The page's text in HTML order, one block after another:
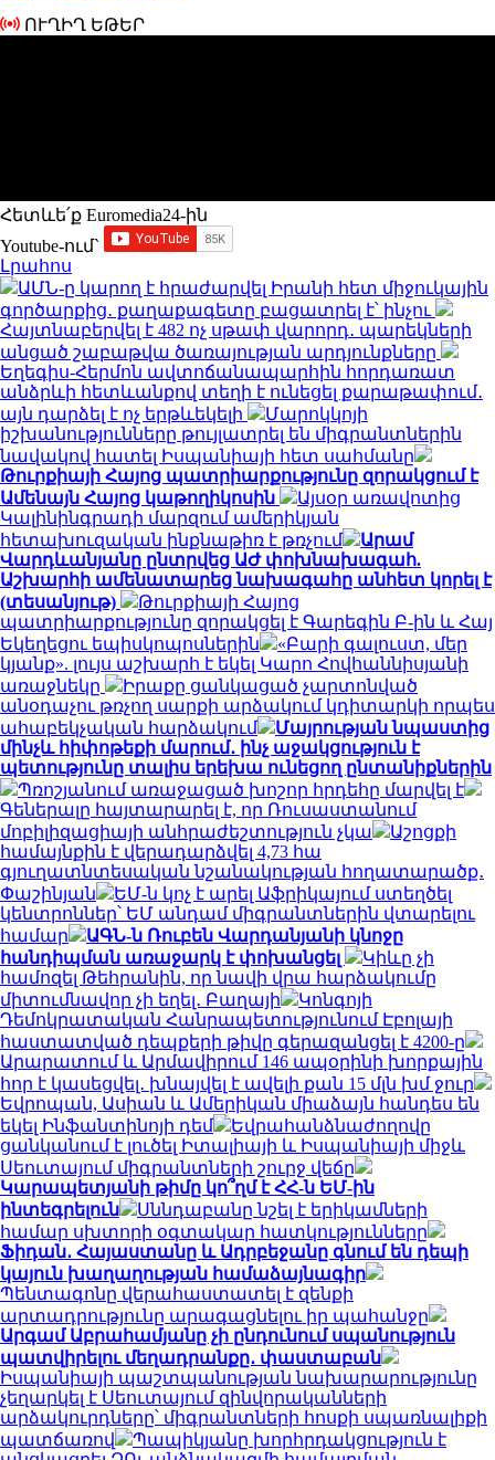
ՈՒՂԻՂ ԵԹԵՐ
Հետևե՛ք Euromedia24-ին
Youtube-ում`
Լրահոս
ԱՄՆ-ը կարող է հրաժարվել Իրանի հետ միջուկային
գործարքից․ քաղաքագետը բացատրել է՝ ինչու
Հայտնաբերվել է 482 ոչ սթափ վարորդ․ պարեկների
անցած շաբաթվա ծառայության արդյունքները
Եղեգիս-Հերմոն ավտոճանապարհին հորդառատ
անձրևի հետևանքով տեղի է ունեցել քարաթափում․
այն դարձել է ոչ երթևեկելի
Մարոկկոյի
իշխանությունները թույլատրել են միգրանտներին
նավակով հատել Իսպանիայի հետ սահմանը
Թուրքիայի Հայոց պատրիարքությունը զորակցում է
Ամենայն Հայոց կաթողիկոսին
Այսօր առավոտից
Կալինինգրադի մարզում ամերիկյան
հետախուզական ինքնաթիռ է թռչում
Արամ
Վարդևանյանը ընտրվեց ԱԺ փոխնախագահ.
Աշխարհի ամենատարեց նախագահը անհետ կորել է
(տեսանյութ)
Թուրքիայի Հայոց
պատրիարքությունը զորակցել է Գարեգին Բ-ին և Հայ
Եկեղեցու եպիսկոպոսներին
«Բարի գալուստ, մեր
կյանք». լույս աշխարհ է եկել Կարո Հովհաննիսյանի
առաջնեկը
Իրաքը ցանկացած չարտոնված
անօդաչու թռչող սարքի արձակում կդիտարկի որպես
ահաբեկչական հարձակում
Մայրության նպաստից
մինչև հիփոթեքի մարում․ ինչ աջակցություն է
պետությունը տալիս երեխա ունեցող ընտանիքներին
Պռոշյանում առաջացած խոշոր հրդեհը մարվել է
Գեներալը հայտարարել է, որ Ռուսաստանում
մոբիլիզացիայի անհրաժեշտություն չկա
Աշոցքի
համայնքին է վերադարձվել 4,73 հա
գյուղատնտեսական նշանակության հողատարածք․
Փաշինյան
ԵՄ-ն կոչ է արել Աֆրիկայում ստեղծել
կենտրոններ՝ ԵՄ անդամ միգրանտներին վտարելու
համար
ԱԳՆ-ն Ռուբեն Վարդանյանի կնոջը
հանդիպման առաջարկ է փոխանցել
Կիևը չի
համոզել Թեհրանին, որ նավի վրա հարձակումը
միտումնավոր չի եղել․ Բաղայի
Կոնգոյի
Դեմոկրատական ​​Հանրապետությունում Էբոլայի
հաստատված դեպքերի թիվը գերազանցել է 4200-ը
Արարատում և Արմավիրում 146 ապօրինի խորքային
հոր է կասեցվել․ խնայվել է ավելի քան 15 մլն խմ ջուր
Եվրոպան, Ասիան և Ամերիկան ​​միաձայն հանդես են
եկել Ինֆանտինոյի դեմ
Եվրահանձնաժողովը
ցանկանում է լուծել Իտալիայի և Իսպանիայի միջև
Սեուտայում միգրանտների շուրջ վեճը
Կարապետյանի թիմը կո՞ղմ է ՀՀ-ն ԵՄ-ին
ինտեգրելուն
Սննդաբանը նշել է երիկամների
համար սխտորի օգտակար հատկությունները
Ֆիդան․ Հայաստանը և Ադրբեջանը գնում են դեպի
կայուն խաղաղության համաձայնագիր
Պենտագոնը վերահաստատել է զենքի
արտադրությունը արագացնելու իր պահանջը
Արգամ Աբրահամյանը չի ընդունում սպանություն
պատվիրելու մեղադրանքը․ փաստաբան
Իսպանիայի պաշտպանության նախարարությունը
չեղարկել է Սեուտայում զինվորականների
արձակուրդները՝ միգրանտների հոսքի սպառնալիքի
պատճառով
Պապիկյանը խորհրդակցություն է